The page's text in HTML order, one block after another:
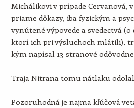
Michálikovi v prípade Cervanová,
priame dôkazy, iba fyzickým a
vynútené výpovede a svedectvá
ktorí ich pri výsluchoch mlátili),
kým napísal 13-stranové
Traja Nitrana tomu nátlaku
Pozoruhodná je najmä kľúčová